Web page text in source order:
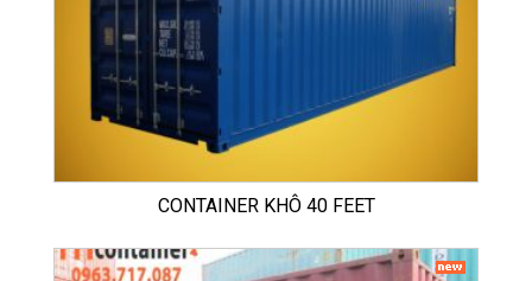
CONTAINER KHÔ 40 FEET